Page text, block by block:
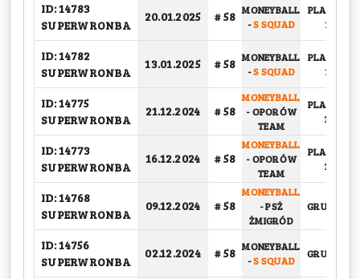
ID: 14783
SUPERWRONBA
20.01.2025 # 58 MONEYBALL
-S SQUAD
PLAY-OFF,
1/2
ID: 14782
SUPERWRONBA
13.01.2025 # 58 MONEYBALL
-S SQUAD
PLAY-OFF,
1/2
ID: 14775
SUPERWRONBA
21.12.2024 # 58
MONEYBALL
-OPORÓW
TEAM
PLAY-OFF,
1/4
ID: 14773
SUPERWRONBA
16.12.2024 # 58
MONEYBALL
-OPORÓW
TEAM
PLAY-OFF,
1/4
ID: 14768
SUPERWRONBA
09.12.2024 # 58
MONEYBALL
-PSŻ
ŻMIGRÓD
GRUPOWY
ID: 14756
SUPERWRONBA
02.12.2024 # 58 MONEYBALL
-S SQUAD
GRUPOWY